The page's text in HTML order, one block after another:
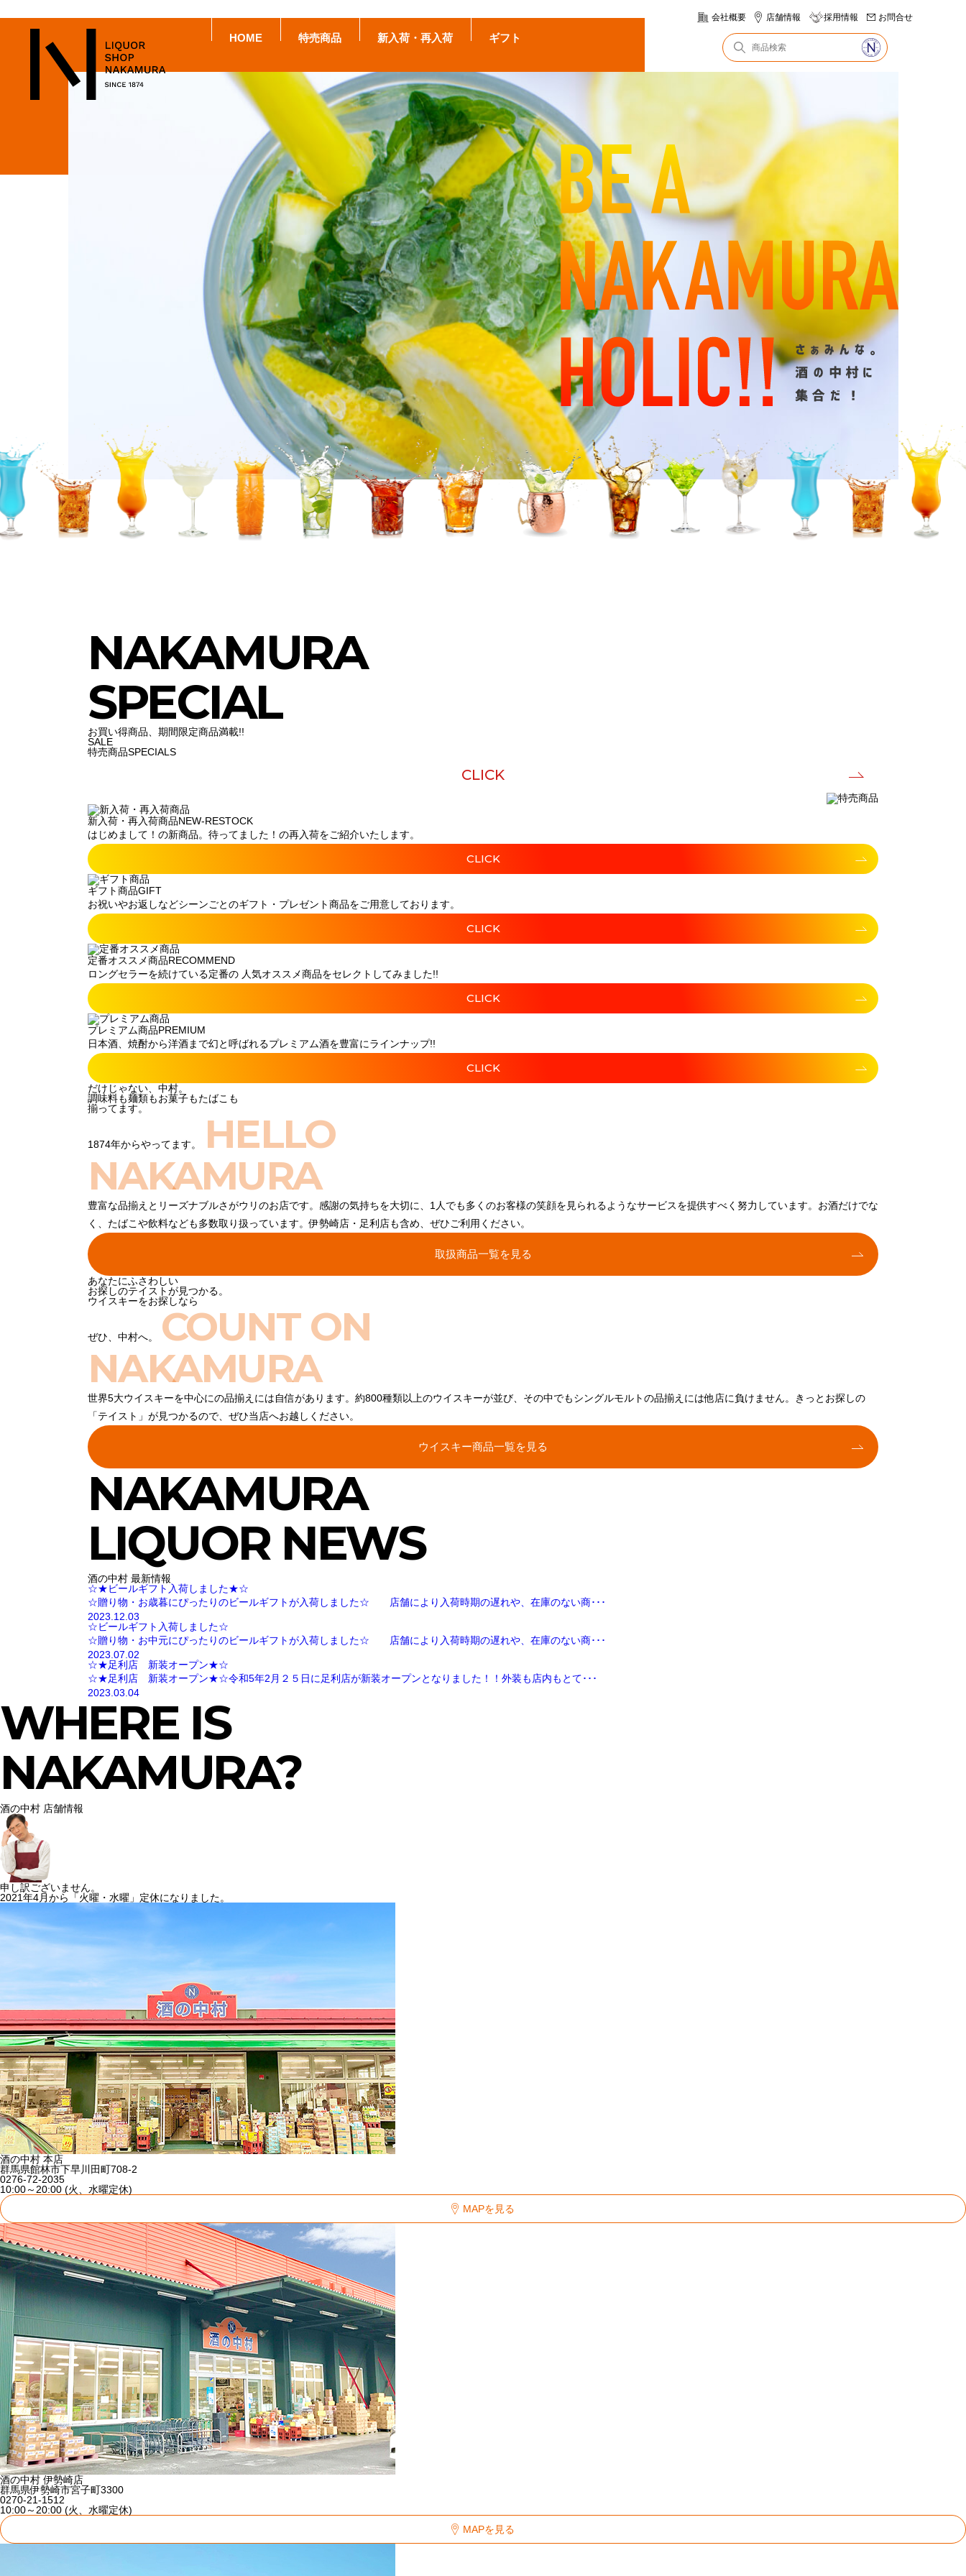
HOME 特売商品 新入荷・再入荷 ギフト
会社概要 店舗情報 採用情報 お問合せ
NAKAMURA
SPECIAL
お買い得商品、期間限定商品満載!!
SALE
特売商品SPECIALS
CLICK
新入荷・再入荷商品NEW-RESTOCK
はじめまして！の新商品。待ってました！の再入荷をご紹介いたします。
CLICK
ギフト商品GIFT
お祝いやお返しなどシーンごとのギフト・プレゼント商品をご用意しております。
CLICK
定番オススメ商品RECOMMEND
ロングセラーを続けている定番の 人気オススメ商品をセレクトしてみました!!
CLICK
プレミアム商品PREMIUM
日本酒、焼酎から洋酒まで幻と呼ばれるプレミアム酒を豊富にラインナップ!!
CLICK
だけじゃない、中村。
調味料も麺類もお菓子もたばこも
揃ってます。
1874年からやってます。
HELLO
NAKAMURA
豊富な品揃えとリーズナブルさがウリのお店です。感謝の気持ちを大切に、1人でも多くのお客様の笑顔を見られるようなサービスを提供すべく努力しています。お酒だけでな
く、たばこや飲料なども多数取り扱っています。伊勢崎店・足利店も含め、ぜひご利用ください。
取扱商品一覧を見る
あなたにふさわしい
お探しのテイストが見つかる。
ウイスキーをお探しなら
ぜひ、中村へ。
COUNT ON
NAKAMURA
世界5大ウイスキーを中心にの品揃えには自信があります。約800種類以上のウイスキーが並び、その中でもシングルモルトの品揃えには他店に負けません。きっとお探しの
「テイスト」が見つかるので、ぜひ当店へお越しください。
ウイスキー商品一覧を見る
NAKAMURA
LIQUOR NEWS
酒の中村 最新情報
☆★ビールギフト入荷しました★☆
☆贈り物・お歳暮にぴったりのビールギフトが入荷しました☆ 店舗により入荷時期の遅れや、在庫のない商･･･
2023.12.03
☆ビールギフト入荷しました☆
☆贈り物・お中元にぴったりのビールギフトが入荷しました☆ 店舗により入荷時期の遅れや、在庫のない商･･･
2023.07.02
☆★足利店 新装オープン★☆
☆★足利店 新装オープン★☆令和5年2月２５日に足利店が新装オープンとなりました！！外装も店内もとて･･･
2023.03.04
WHERE IS
NAKAMURA?
酒の中村 店舗情報
申し訳ございません。
2021年4月から「火曜・水曜」定休になりました。
酒の中村 本店
群馬県館林市下早川田町708-2
0276-72-2035
10:00～20:00 (火、水曜定休)
MAPを見る
酒の中村 伊勢崎店
群馬県伊勢崎市宮子町3300
0270-21-1512
10:00～20:00 (火、水曜定休)
MAPを見る